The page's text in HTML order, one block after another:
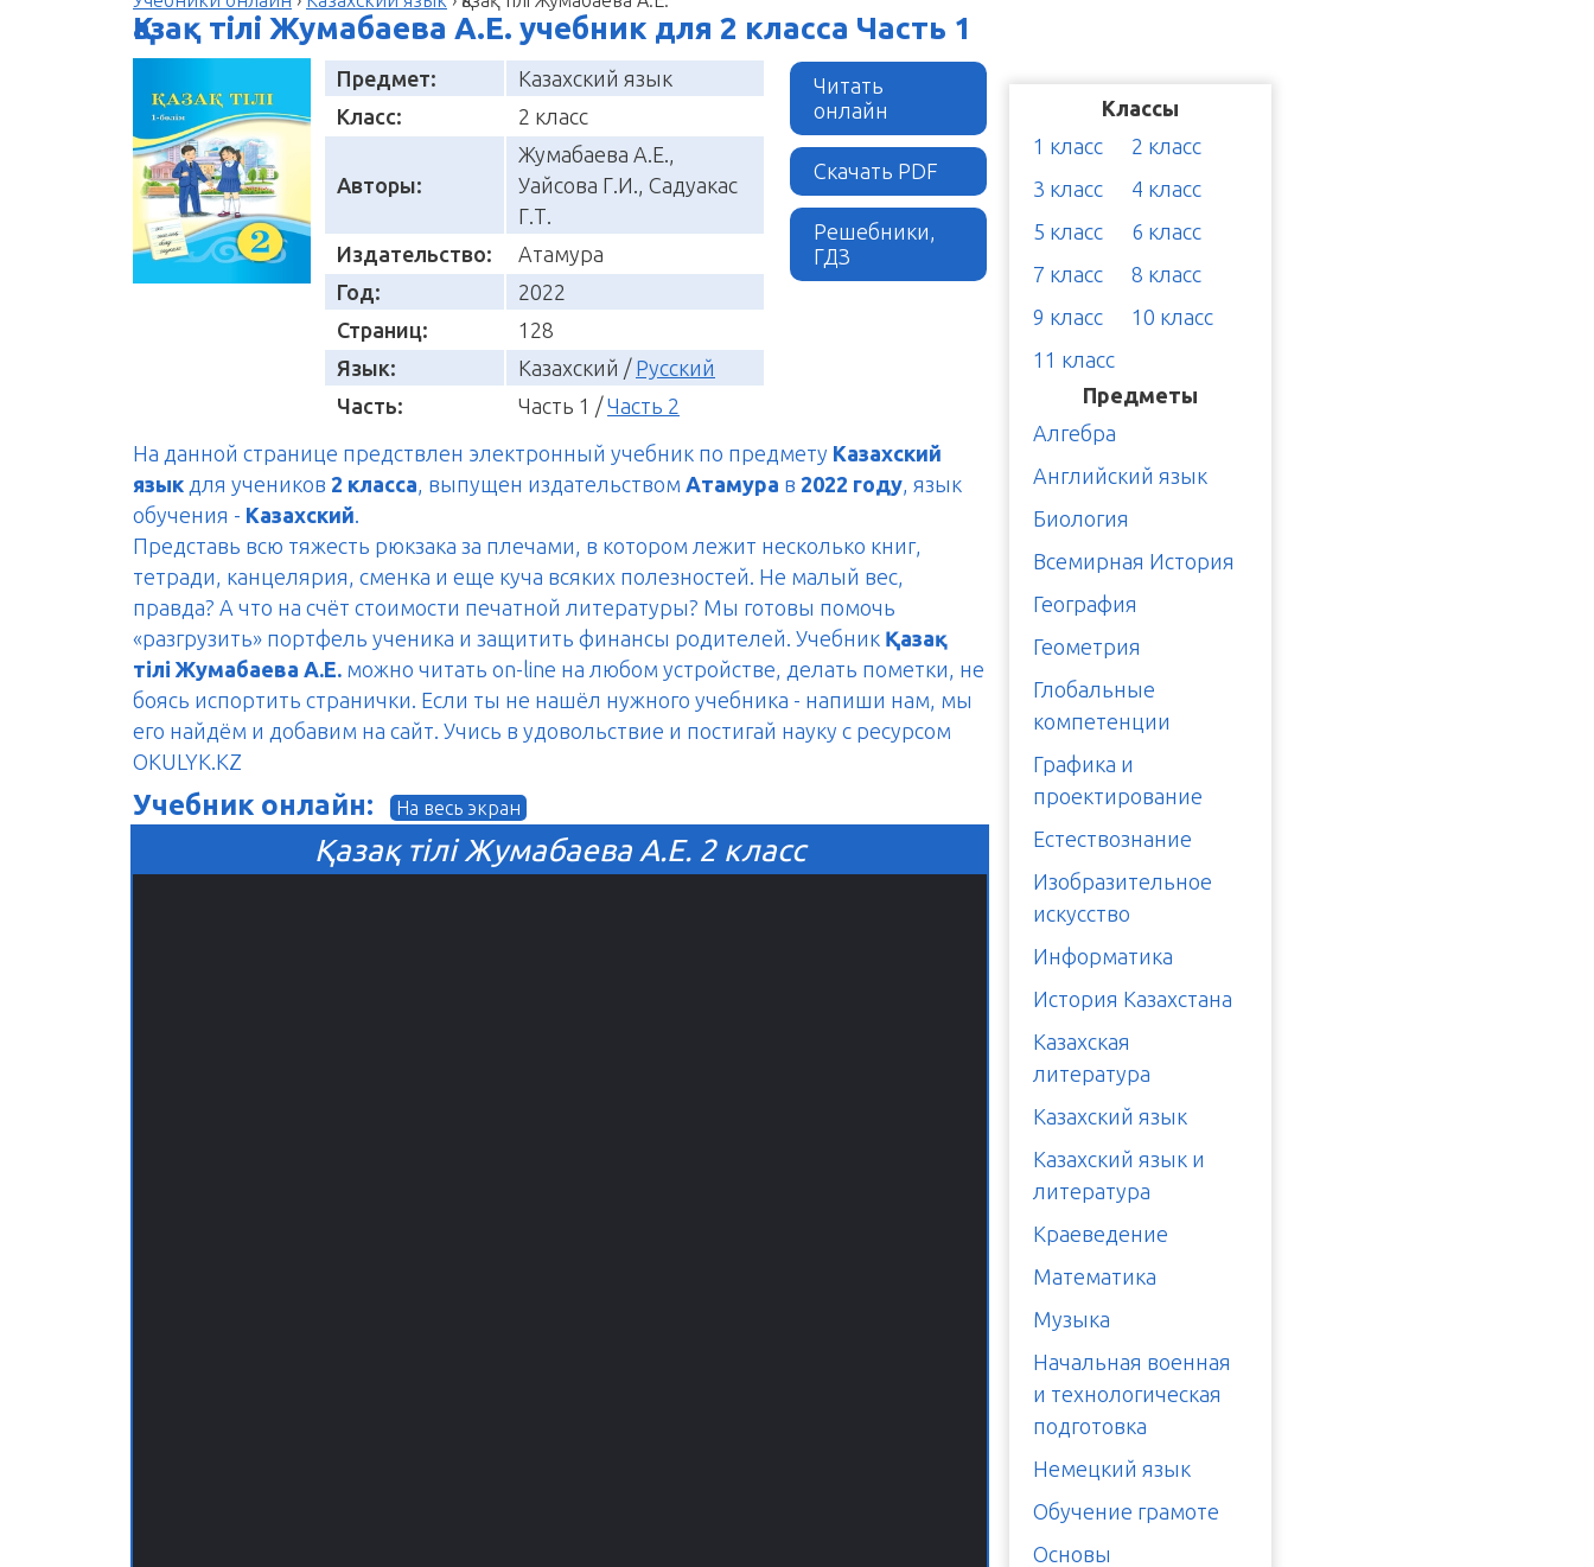
Қазақ тілі Жумабаева А.Е. учебник для 2 класса Часть 1
Предмет:
Казахский язык
Класс:
2 класс
Авторы:
Жумабаева А.Е.,
Уайсова Г.И., Садуакас
Г.Т.
Издательство:
Атамура
Год:
2022
Страниц:
128
Язык:
Казахский / Русский
Часть:
Часть 1 /Часть 2
Читать
онлайн
Скачать PDF
Решебники,
ГДЗ
На данной странице предствлен электронный учебник по предмету Казахский
язык для учеников 2 класса , выпущен издательством Атамура в 2022 году , язык
обучения - Казахский
Представь всю тяжесть рюкзака за плечами, в котором лежит несколько книг,
тетради, канцелярия, сменка и еще куча всяких полезностей. Не малый вес,
правда? А что на счёт стоимости печатной литературы? Мы готовы помочь
«разгрузить» портфель ученика и защитить финансы родителей. Учебник Қазақ
тілі Жумабаева А.Е. можно читать on-line на любом устройстве, делать пометки, не
боясь испортить странички. Если ты не нашёл нужного учебника - напиши нам, мы
его найдём и добавим на сайт. Учись в удовольствие и постигай науку с ресурсом
OKULYK.KZ
Учебник онлайн: На весь экран
Қазақ тілі Жумабаева А.Е. 2 класс
Классы
1 класс
2 класс
3 класс
4 класс
5 класс
6 класс
7 класс
8 класс
9 класс
10 класс
11 класс
Предметы
Алгебра
Английский язык
Биология
Всемирная История
География
Геометрия
Глобальные
компетенции
Графика и
проектирование
Естествознание
Изобразительное
искусство
Информатика
История Казахстана
Казахская
литература
Казахский язык
Казахский язык и
литература
Краеведение
Математика
Музыка
Начальная военная
и технологическая
подготовка
Немецкий язык
Обучение грамоте
Основы